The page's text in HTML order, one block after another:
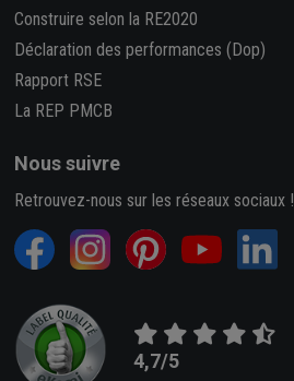
Construire selon la RE2020
Déclaration des performances (Dop)
Rapport RSE
La REP PMCB
Nous suivre
Retrouvez-nous sur les réseaux sociaux !
4,7/5